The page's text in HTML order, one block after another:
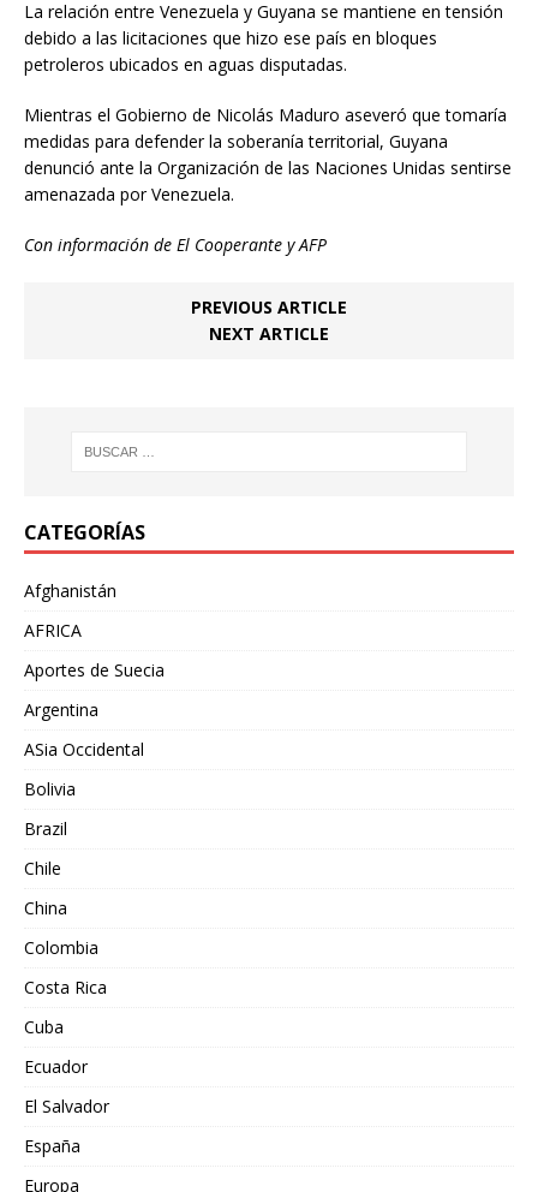
La relación entre Venezuela y Guyana se mantiene en tensión
debido a las licitaciones que hizo ese país en bloques
petroleros ubicados en aguas disputadas.
Mientras el Gobierno de Nicolás Maduro aseveró que tomaría
medidas para defender la soberanía territorial, Guyana
denunció ante la Organización de las Naciones Unidas sentirse
amenazada por Venezuela.
Con información de El Cooperante y AFP
PREVIOUS ARTICLE
NEXT ARTICLE
CATEGORÍAS
Afghanistán
AFRICA
Aportes de Suecia
Argentina
ASia Occidental
Bolivia
Brazil
Chile
China
Colombia
Costa Rica
Cuba
Ecuador
El Salvador
España
Europa